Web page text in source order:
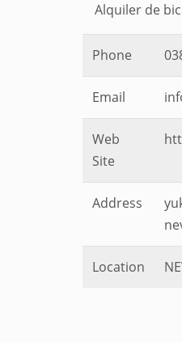
Alquiler de
Phone
Email
Web
Site
Address
Location